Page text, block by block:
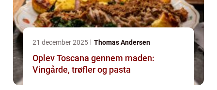
21 december 2025 Thomas Andersen
Oplev Toscana gennem maden:
Vingårde, trøfler og pasta